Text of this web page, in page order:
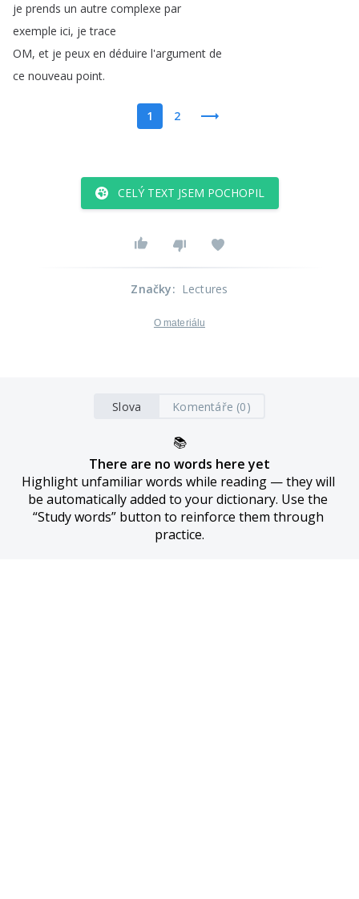
je prends un autre complexe par
exemple ici, je trace
OM, et je peux en déduire l'argument de
ce nouveau point.
1 2
CELÝ TEXT JSEM POCHOPIL
Značky: Lectures
O materiálu
Slova Komentáře (0)
📚
There are no words here yet
Highlight unfamiliar words while reading — they will
be automatically added to your dictionary. Use the
“Study words” button to reinforce them through
practice.